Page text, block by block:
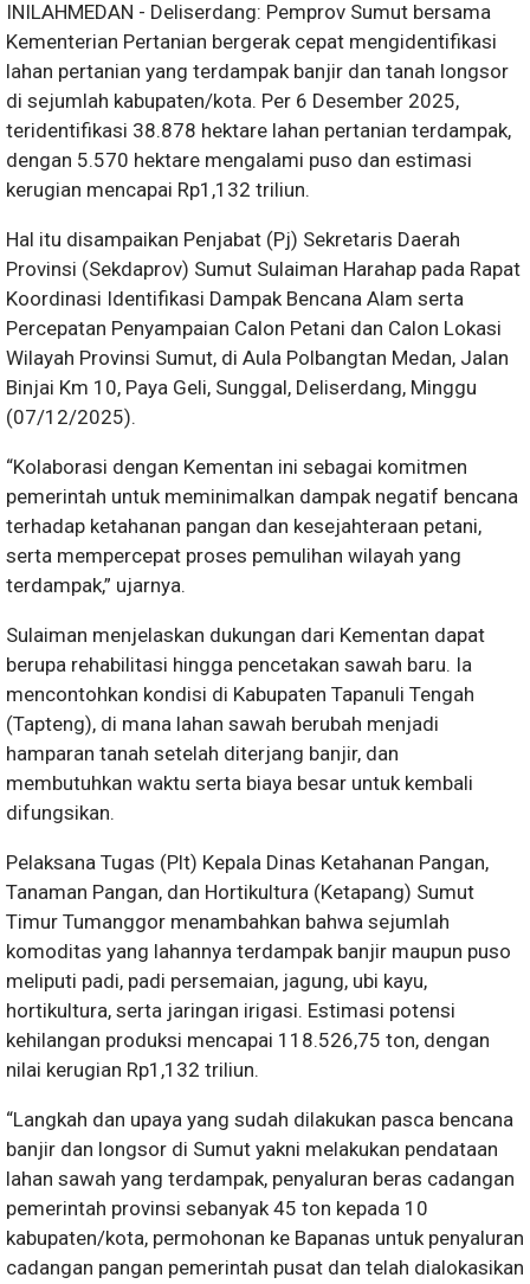
INILAHMEDAN - Deliserdang: Pemprov Sumut bersama
Kementerian Pertanian bergerak cepat mengidentifikasi
lahan pertanian yang terdampak banjir dan tanah longsor
di sejumlah kabupaten/kota. Per 6 Desember 2025,
teridentifikasi 38.878 hektare lahan pertanian terdampak,
dengan 5.570 hektare mengalami puso dan estimasi
kerugian mencapai Rp1,132 triliun.
Hal itu disampaikan Penjabat (Pj) Sekretaris Daerah
Provinsi (Sekdaprov) Sumut Sulaiman Harahap pada Rapat
Koordinasi Identifikasi Dampak Bencana Alam serta
Percepatan Penyampaian Calon Petani dan Calon Lokasi
Wilayah Provinsi Sumut, di Aula Polbangtan Medan, Jalan
Binjai Km 10, Paya Geli, Sunggal, Deliserdang, Minggu
(07/12/2025).
“Kolaborasi dengan Kementan ini sebagai komitmen
pemerintah untuk meminimalkan dampak negatif bencana
terhadap ketahanan pangan dan kesejahteraan petani,
serta mempercepat proses pemulihan wilayah yang
terdampak,” ujarnya.
Sulaiman menjelaskan dukungan dari Kementan dapat
berupa rehabilitasi hingga pencetakan sawah baru. Ia
mencontohkan kondisi di Kabupaten Tapanuli Tengah
(Tapteng), di mana lahan sawah berubah menjadi
hamparan tanah setelah diterjang banjir, dan
membutuhkan waktu serta biaya besar untuk kembali
difungsikan.
Pelaksana Tugas (Plt) Kepala Dinas Ketahanan Pangan,
Tanaman Pangan, dan Hortikultura (Ketapang) Sumut
Timur Tumanggor menambahkan bahwa sejumlah
komoditas yang lahannya terdampak banjir maupun puso
meliputi padi, padi persemaian, jagung, ubi kayu,
hortikultura, serta jaringan irigasi. Estimasi potensi
kehilangan produksi mencapai 118.526,75 ton, dengan
nilai kerugian Rp1,132 triliun.
“Langkah dan upaya yang sudah dilakukan pasca bencana
banjir dan longsor di Sumut yakni melakukan pendataan
lahan sawah yang terdampak, penyaluran beras cadangan
pemerintah provinsi sebanyak 45 ton kepada 10
kabupaten/kota, permohonan ke Bapanas untuk penyaluran
cadangan pangan pemerintah pusat dan telah dialokasikan